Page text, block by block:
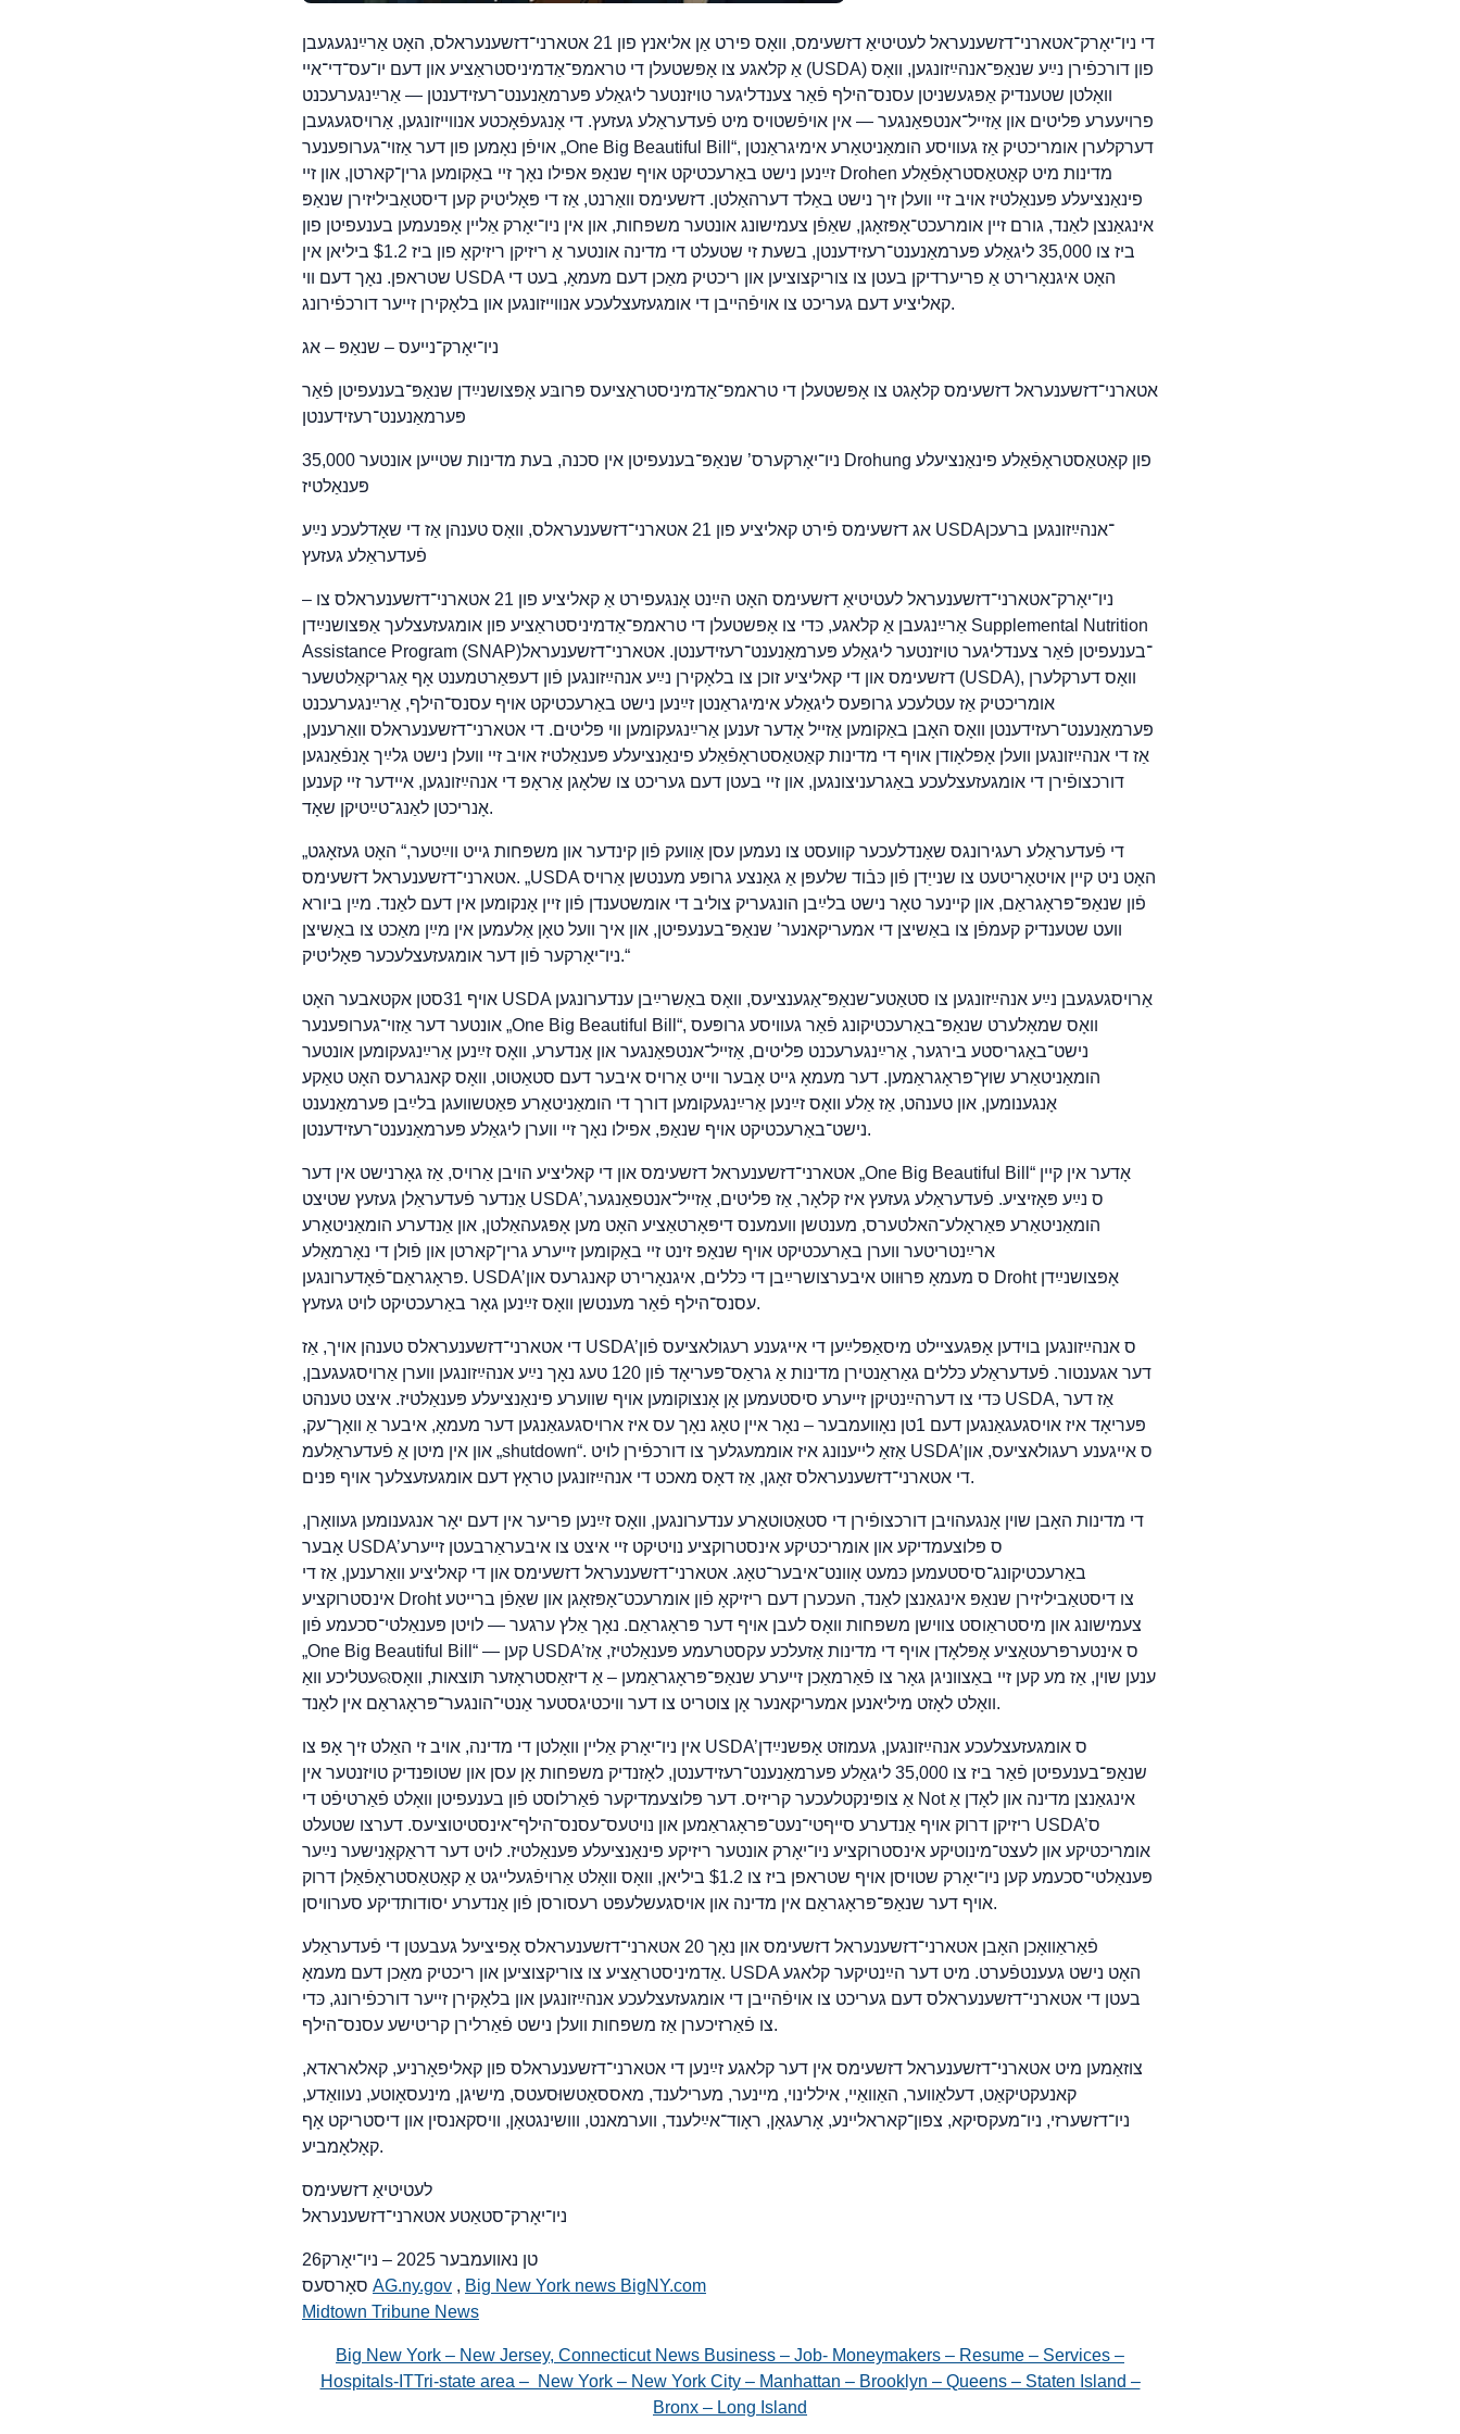
די ניו־יאָרק־אטארני־דזשענעראל לעטיטיאַ דזשעימס, וואָס פירט אַן אליאנץ פון 21 אטארני־דזשענעראלס, האָט אַרײַנגעגעבן
אַ קלאגע צו אָפּשטעלן די טראמפ־אַדמיניסטראַציע און דעם יו־עס־די־איי (USDA) פון דורכפֿירן נײַע שנאַפּ־אנהײַזונגען, וואָס
וואָלטן שטענדיק אַפּגעשניטן עסנס־הילף פֿאַר צענדליגער טויזנטער ליגאַלע פּערמאַנענט־רעזידענטן — אַרײַנגערעכנט
פרויעערע פּליטים און אַזייל־אנטפאַנגער — אין אויפֿשטויס מיט פֿעדעראַלע געזעץ. די אָנגעפֿאָכטע אנווייזונגען, אַרויסגעגעבן
אויפֿן נאָמען פון דער אַזוי־גערופענער „One Big Beautiful Bill“, דערקלערן אומריכטיק אַז געוויסע הומאַניטאַרע אימיגראַנטן
זײַנען נישט באַרעכטיקט אויף שנאַפּ אפילו נאָך זיי באַקומען גרין־קארטן, און זיי Drohen מדינות מיט קאַטאַסטראָפֿאַלע
פינאַנציעלע פּענאַלטיז אויב זיי וועלן זיך נישט באַלד דערהאַלטן. דזשעימס וואַרנט, אַז די פּאָליטיק קען דיסטאַביליזירן שנאַפּ
אינגאַנצן לאַנד, גורם זיין אומרעכט־אָפּזאָגן, שאַפֿן צעמישונג אונטער משפּחות, און אין ניו־יאָרק אַליין אָפּנעמען בענעפיטן פון
ביז צו 35,000 ליגאַלע פּערמאַנענט־רעזידענטן, בשעת זי שטעלט די מדינה אונטער אַ ריזיקן ריזיקאָ פון ביז $1.2 ביליאן אין
שטראפן. נאָך דעם ווי USDA האָט איגנאָרירט אַ פריערדיקן בעטן צו צוריקצוציען און ריכטיק מאַכן דעם מעמאָ, בעט די
קאליציע דעם געריכט צו אויפֿהייבן די אומגעזעצלעכע אנווייזונגען און בלאָקירן זייער דורכפֿירונג.
ניו־יאָרק־נייעס – שנאַפּ – אג
אטארני־דזשענעראל דזשעימס קלאָגט צו אָפּשטעלן די טראמפ־אַדמיניסטראַציעס פּרובּע אָפּצושנײַדן שנאַפּ־בענעפיטן פֿאַר
פּערמאַנענט־רעזידענטן
35,000 ניו־יאָרקערס’ שנאַפּ־בענעפיטן אין סכנה, בעת מדינות שטייען אונטער Drohung פון קאַטאַסטראָפֿאַלע פינאַנציעלע
פּענאַלטיז
אג דזשעימס פֿירט קאליציע פון 21 אטארני־דזשענעראלס, וואָס טענהן אַז די שאָדלעכע נײַע USDA־אנהײַזונגען ברעכן
פֿעדעראַלע געזעץ
– ניו־יאָרק־אטארני־דזשענעראל לעטיטיאַ דזשעימס האָט הײַנט אָנגעפירט אַ קאליציע פון 21 אטארני־דזשענעראלס צו
אַרײַנגעבן אַ קלאגע, כּדי צו אָפּשטעלן די טראמפ־אַדמיניסטראַציע פון אומגעזעצלעך אַפּצושנײַדן Supplemental Nutrition
Assistance Program (SNAP)־בענעפיטן פֿאַר צענדליגער טויזנטער ליגאַלע פּערמאַנענט־רעזידענטן. אטארני־דזשענעראל
דזשעימס און די קאליציע זוכן צו בלאָקירן נײַע אנהײַזונגען פֿון דעפּאַרטמענט אָף אַגריקאַלטשער (USDA), וואָס דערקלערן
אומריכטיק אַז עטלעכע גרופּעס ליגאַלע אימיגראַנטן זײַנען נישט באַרעכטיקט אויף עסנס־הילף, אַרײַנגערעכנט
פּערמאַנענט־רעזידענטן וואָס האָבן באַקומען אַזייל אָדער זענען אַרײַנגעקומען ווי פּליטים. די אטארני־דזשענעראלס וואַרענען,
אַז די אנהײַזונגען וועלן אָפּלאָודן אויף די מדינות קאַטאַסטראָפֿאַלע פינאַנציעלע פּענאַלטיז אויב זיי וועלן נישט גלײַך אָנפֿאַנגען
דורכצופֿירן די אומגעזעצלעכע באַגרעניצונגען, און זיי בעטן דעם געריכט צו שלאָגן אַראָפּ די אנהײַזונגען, איידער זיי קענען
אָנריכטן לאַנג־טײַטיקן שאָד.
„די פֿעדעראַלע רעגירונגס שאַנדלעכער קוועסט צו נעמען עסן אַוועק פֿון קינדער און משפּחות גייט ווײַטער,“ האָט געזאָגט
אטארני־דזשענעראל דזשעימס. „USDA האָט ניט קיין אויטאָריטעט צו שנייַדן פֿון כּבֿוד שלעפּן אַ גאַנצע גרופּע מענטשן אַרויס
פֿון שנאַפּ־פּראָגראַם, און קיינער טאָר נישט בלײַבן הונגעריק צוליב די אומשטענדן פֿון זיין אָנקומען אין דעם לאַנד. מײַן ביורא
וועט שטענדיק קעמפֿן צו באַשיצן די אמעריקאנער’ שנאַפּ־בענעפיטן, און איך וועל טאָן אַלעמען אין מײַן מאַכט צו באַשיצן
ניו־יאָרקער פֿון דער אומגעזעצלעכער פּאָליטיק.“
אויף 31סטן אקטאבער האָט USDA אַרויסגעגעבן נײַע אנהײַזונגען צו סטאַטע־שנאַפּ־אַגענציעס, וואָס באַשרײַבן ענדערונגען
אונטער דער אַזוי־גערופענער „One Big Beautiful Bill“, וואָס שמאָלערט שנאַפּ־באַרעכטיקונג פֿאַר געוויסע גרופּעס
נישט־באַגריסטע בירגער, אַרײַנגערעכנט פּליטים, אַזייל־אנטפאַנגער און אַנדערע, וואָס זײַנען אַרײַנגעקומען אונטער
הומאַניטאַרע שוץ־פּראָגראַמען. דער מעמאָ גייט אָבער ווייט אַרויס איבער דעם סטאַטוט, וואָס קאנגרעס האָט טאַקע
אָנגענומען, און טענהט, אַז אַלע וואָס זײַנען אַרײַנגעקומען דורך די הומאַניטאַרע פּאַטשוועגן בלײַבן פּערמאַנענט
נישט־באַרעכטיקט אויף שנאַפּ, אפילו נאָך זיי ווערן ליגאַלע פּערמאַנענט־רעזידענטן.
אטארני־דזשענעראל דזשעימס און די קאליציע הויבן אַרויס, אַז גאָרנישט אין דער „One Big Beautiful Bill“ אָדער אין קיין
אַנדער פֿעדעראַלן געזעץ שטיצט USDA’ס נײַע פּאָזיציע. פֿעדעראַלע געזעץ איז קלאָר, אַז פּליטים, אַזייל־אנטפאַנגער,
הומאַניטאַרע פּאַראָלע־האלטערס, מענטשן וועמענס דיפּאָרטאַציע האָט מען אָפּגעהאַלטן, און אַנדערע הומאַניטאַרע
ארײַנטריטער ווערן באַרעכטיקט אויף שנאַפּ זינט זיי באַקומען זייערע גרין־קארטן און פֿולן די נאָרמאַלע
פּראָגראַם־פֿאָדערונגען. USDA’ס מעמאָ פּרוּווט איבערצושרײַבן די כּללים, איגנאָרירט קאנגרעס און Droht אָפּצושנײַדן
עסנס־הילף פֿאַר מענטשן וואָס זײַנען גאָר באַרעכטיקט לויט געזעץ.
די אטארני־דזשענעראלס טענהן אויך, אַז USDA’ס אנהײַזונגען בוידען אָפּגעציילט מיסאַפּלײַען די אייגענע רעגולאציעס פֿון
דער אגענטור. פֿעדעראַלע כּללים גאַראַנטירן מדינות אַ גראַס־פּעריאָד פֿון 120 טעג נאָך נײַע אנהײַזונגען ווערן אַרויסגעגעבן,
כּדי צו דערהײַנטיקן זייערע סיסטעמען אָן אָנצוקומען אויף שווערע פינאַנציעלע פּענאַלטיז. איצט טענהט USDA, אַז דער
פּעריאָד איז אויסגעגאַנגען דעם 1טן נאָוועמבער – נאָר איין טאָג נאָך עס איז ארויסגעגאַנגען דער מעמאָ, איבער אַ וואָך־עק,
און אין מיטן אַ פֿעדעראַלעמ „shutdown“. אַזאַ לייענונג איז אוממעגלעך צו דורכפֿירן לויט USDA’ס אייגענע רעגולאציעס, און
די אטארני־דזשענעראלס זאָגן, אַז דאָס מאכט די אנהײַזונגען טראָץ דעם אומגעזעצלעך אויף פּנים.
די מדינות האָבן שוין אָנגעהויבן דורכצופֿירן די סטאַטוטאַרע ענדערונגען, וואָס זײַנען פריער אין דעם יאָר אנגענומען געוואָרן,
אָבער USDA’ס פּלוצעמדיקע און אומריכטיקע אינסטרוקציע נויטיקט זיי איצט צו איבעראַרבעטן זייערע
באַרעכטיקונג־סיסטעמען כּמעט אָוונט־איבער־טאָג. אטארני־דזשענעראל דזשעימס און די קאליציע וואַרענען, אַז די
אינסטרוקציע Droht צו דיסטאַביליזירן שנאַפּ אינגאַנצן לאַנד, העכערן דעם ריזיקאָ פֿון אומרעכט־אָפּזאָגן און שאַפֿן ברייטע
צעמישונג און מיסטראַוסט צווישן משפּחות וואָס לעבן אויף דער פּראָגראַם. נאָך אַלץ ערגער — לויטן פּענאַלטי־סכעמע פֿון
„One Big Beautiful Bill“ — קען USDA’ס אינטערפּרעטאַציע אָפּלאָדן אויף די מדינות אַזעלכע עקסטרעמע פּענאַלטיז, אַז
עטליכע וואַରענען שוין, אַז מע קען זיי באַצווניגן גאָר צו פֿאַרמאַכן זייערע שנאַפּ־פּראָגראַמען – אַ דיזאַסטראָזער תּוצאות, וואָס
וואָלט לאָזט מיליאנען אמעריקאנער אָן צוטריט צו דער וויכטיגסטער אַנטי־הונגער־פּראָגראַם אין לאַנד.
אין ניו־יאָרק אַליין וואָלטן די מדינה, אויב זי האַלט זיך אָפּ צו USDA’ס אומגעזעצלעכע אנהײַזונגען, געמוזט אָפּשנײַדן
שנאַפּ־בענעפיטן פֿאַר ביז צו 35,000 ליגאַלע פּערמאַנענט־רעזידענטן, לאָזנדיק משפּחות אָן עסן און שטופּנדיק טויזנטער אין
אַ צופּינקטלעכער קריזיס. דער פּלוצעמדיקער פֿאַרלוסט פֿון בענעפיטן וואָלט פֿאַרטיפֿט די Not אינגאַנצן מדינה און לאָדן אַ
ריזיקן דרוק אויף אַנדערע סייףטי־נעט־פּראָגראַמען און נויטעס־עסנס־הילף־אינסטיטוציעס. דערצו שטעלט USDA’ס
אומריכטיקע און לעצט־מינוטיקע אינסטרוקציע ניו־יאָרק אונטער ריזיקע פינאַנציעלע פּענאַלטיז. לויט דער דראַקאָנישער נײַער
פּענאַלטי־סכעמע קען ניו־יאָרק שטויסן אויף שטראפן ביז צו $1.2 ביליאן, וואָס וואָלט אַרויפֿגעלייגט אַ קאַטאַסטראָפֿאַלן דרוק
אויף דער שנאַפּ־פּראָגראַם אין מדינה און אויסגעשלעפּט רעסורסן פֿון אַנדערע יסודותדיקע סערוויסן.
פֿאַראַוואָכן האָבן אטארני־דזשענעראל דזשעימס און נאָך 20 אטארני־דזשענעראלס אָפיציעל געבעטן די פֿעדעראַלע
אַדמיניסטראַציע צו צוריקצוציען און ריכטיק מאַכן דעם מעמאָ. USDA האָט נישט געענטפֿערט. מיט דער הײַנטיקער קלאגע
בעטן די אטארני־דזשענעראלס דעם געריכט צו אויפֿהייבן די אומגעזעצלעכע אנהײַזונגען און בלאָקירן זייער דורכפֿירונג, כּדי
צו פֿאַרזיכערן אַז משפּחות וועלן נישט פֿאַרלירן קריטישע עסנס־הילף.
צוזאַמען מיט אטארני־דזשענעראל דזשעימס אין דער קלאגע זײַנען די אטארני־דזשענעראלס פון קאליפאָרניע, קאלאראדא,
קאנעקטיקאַט, דעלאַווער, האַוואַיי, איללינוי, מיינער, מערילענד, מאססאַטשוּסעטס, מישיגן, מינעסאָוטע, נעוואַדע,
ניו־דזשערזי, ניו־מעקסיקא, צפון־קאראליינע, אָרעגאָן, ראָוד־אײַלענד, ווערמאנט, ווושינגטאָן, וויסקאנסין און דיסטריקט אָף
קאָלאָמביע.
לעטיטיאַ דזשעימס
ניו־יאָרק־סטאַטע אטארני־דזשענעראל
26טן נאוועמבער 2025 – ניו־יאָרק
AG.ny.gov , Big New York news BigNY.com
Midtown Tribune News
Big New York – New Jersey, Connecticut News Business – Job- Moneymakers – Resume – Services –
Hospitals-ITTri-state area – New York – New York City – Manhattan – Brooklyn – Queens – Staten Island –
Bronx – Long Island